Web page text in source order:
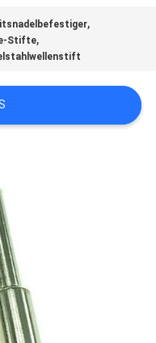
,
Stifte,